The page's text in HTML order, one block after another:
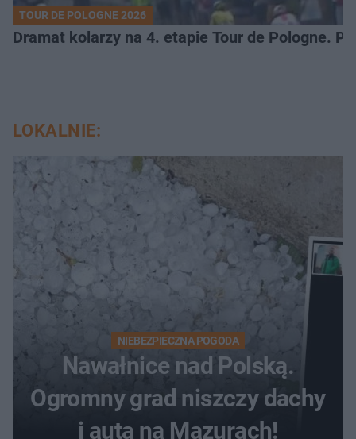
TOUR DE POLOGNE 2026
Dramat kolarzy na 4. etapie Tour de Pologne.
LOKALNIE:
NIEBEZPIECZNA POGODA
Nawałnice nad Polską.
Ogromny grad niszczy dachy
i auta na Mazurach!